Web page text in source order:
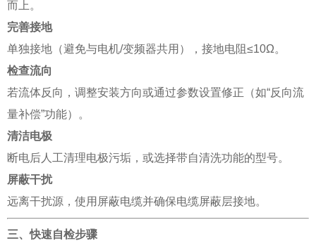
而上。
完善接地
单独接地（避免与电机/变频器共用），接地电阻≤10Ω。
检查流向
若流体反向，调整安装方向或通过参数设置修正（如“反向流
量补偿”功能）。
清洁电极
断电后人工清理电极污垢，或选择带自清洗功能的型号。
屏蔽干扰
远离干扰源，使用屏蔽电缆并确保电缆屏蔽层接地。
三、快速自检步骤